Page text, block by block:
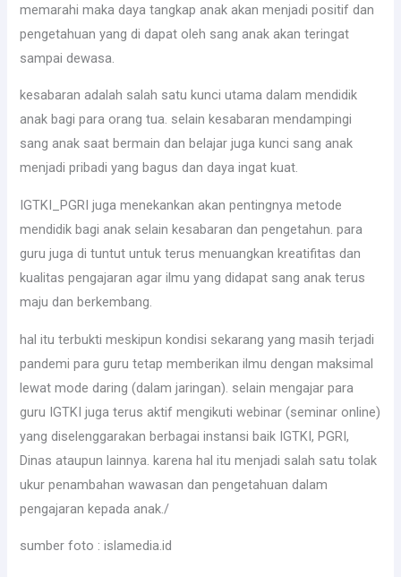
memarahi maka daya tangkap anak akan menjadi positif dan
pengetahuan yang di dapat oleh sang anak akan teringat
sampai dewasa.
kesabaran adalah salah satu kunci utama dalam mendidik
anak bagi para orang tua. selain kesabaran mendampingi
sang anak saat bermain dan belajar juga kunci sang anak
menjadi pribadi yang bagus dan daya ingat kuat.
IGTKI_PGRI juga menekankan akan pentingnya metode
mendidik bagi anak selain kesabaran dan pengetahun. para
guru juga di tuntut untuk terus menuangkan kreatifitas dan
kualitas pengajaran agar ilmu yang didapat sang anak terus
maju dan berkembang.
hal itu terbukti meskipun kondisi sekarang yang masih terjadi
pandemi para guru tetap memberikan ilmu dengan maksimal
lewat mode daring (dalam jaringan). selain mengajar para
guru IGTKI juga terus aktif mengikuti webinar (seminar online)
yang diselenggarakan berbagai instansi baik IGTKI, PGRI,
Dinas ataupun lainnya. karena hal itu menjadi salah satu tolak
ukur penambahan wawasan dan pengetahuan dalam
pengajaran kepada anak./
sumber foto : islamedia.id